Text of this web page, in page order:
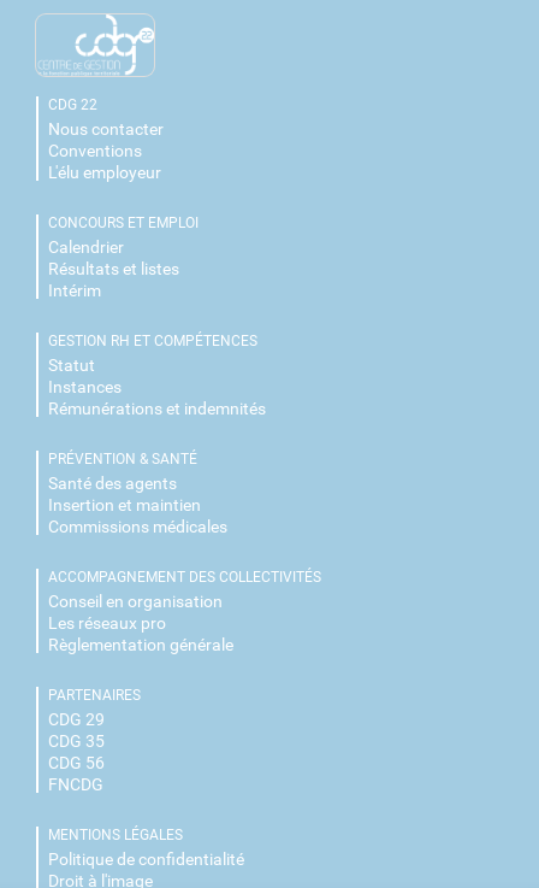
CDG 22
Nous contacter
Conventions
L'élu employeur
CONCOURS ET EMPLOI
Calendrier
Résultats et listes
Intérim
GESTION RH ET COMPÉTENCES
Statut
Instances
Rémunérations et indemnités
PRÉVENTION & SANTÉ
Santé des agents
Insertion et maintien
Commissions médicales
ACCOMPAGNEMENT DES COLLECTIVITÉS
Conseil en organisation
Les réseaux pro
Règlementation générale
PARTENAIRES
CDG 29
CDG 35
CDG 56
FNCDG
MENTIONS LÉGALES
Politique de confidentialité
Droit à l'image